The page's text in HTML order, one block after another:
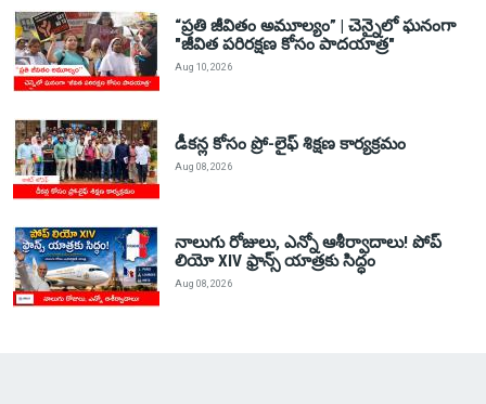
“ప్రతి జీవితం అమూల్యం” | చెన్నైలో ఘనంగా
"జీవిత పరిరక్షణ కోసం పాదయాత్ర"
Aug 10, 2026
డీకన్ల కోసం ప్రో-లైఫ్ శిక్షణ కార్యక్రమం
Aug 08, 2026
నాలుగు రోజులు, ఎన్నో ఆశీర్వాదాలు! పోప్
లియో XIV ఫ్రాన్స్ యాత్రకు సిద్ధం
Aug 08, 2026